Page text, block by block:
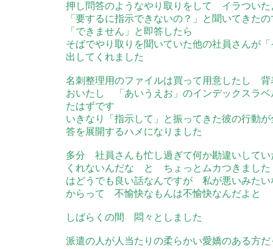
押し問答のようなやり取りをして イラついた
「要するに指示できないの？」と聞いてきたの
「できません」と即答したら
そばでやり取りを聞いていた他の社員さんが
出してくれました
名刺整理用のファイルは買って用意したし
おいたし 「あいうえお」のインデックスラ
たはずです
いきなり「指示して」と振ってきた彼の行動
答を展開するハメになりました
多分 社員さんも忙し過ぎて何か勘違いして
くれないんだな と ちょっとムカつきまし
はどうでも良い話なんですが 私が悪いみた
からって 不愉快なもんは不愉快なんだよと
しばらくの間 悶々としました
派遣の人が人当たりの柔らかい愛嬌のある方